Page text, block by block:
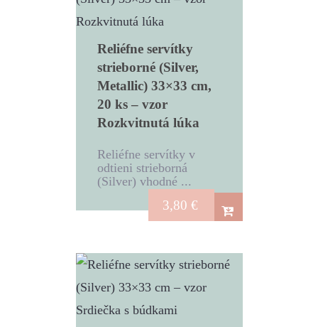
Reliéfne servítky
strieborné (Silver,
Metallic) 33×33 cm,
20 ks – vzor
Rozkvitnutá lúka
Reliéfne servítky v
odtieni strieborná
(Silver) vhodné ...
3,80 €